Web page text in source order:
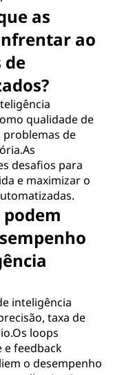
as
ao
de
qualidade de
de
desafios para
e maximizar o
inteligência
taxa de
loops
feedback
o desempenho